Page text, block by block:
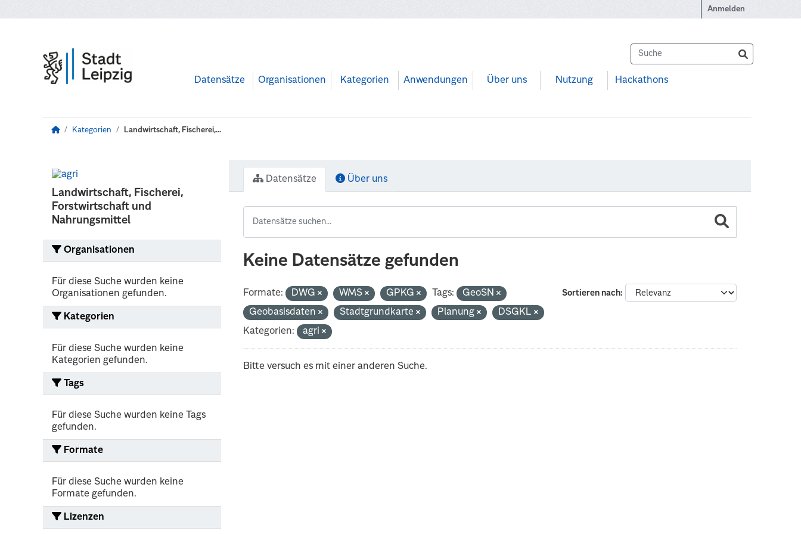
Anmelden
Datensätze Organisationen Kategorien Anwendungen Über uns Nutzung Hackathons
Kategorien Landwirtschaft, Fischerei,...
Landwirtschaft, Fischerei,
Forstwirtschaft und
Nahrungsmittel
Organisationen
Für diese Suche wurden keine
Organisationen gefunden.
Kategorien
Für diese Suche wurden keine
Kategorien gefunden.
Tags
Für diese Suche wurden keine Tags
gefunden.
Formate
Für diese Suche wurden keine
Formate gefunden.
Lizenzen
Datensätze Über uns
Keine Datensätze gefunden
Sortieren nach
Formate: DWG WMS GPKG Tags:
GeoSN
Geobasisdaten
Stadtgrundkarte Planung
DSGKL
Kategorien:
agri
Bitte versuch es mit einer anderen Suche.